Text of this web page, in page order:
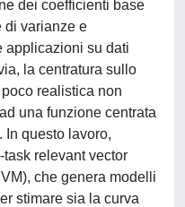
dei coefficienti base
di varianze e
applicazioni su dati
la centratura sullo
realistica non
una funzione centrata
questo lavoro,
relevant vector
che genera modelli
stimare sia la curva